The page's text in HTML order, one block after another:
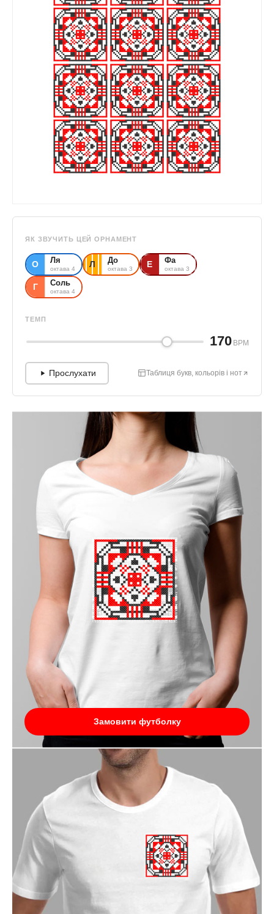
Замовити футболку
ЯК ЗВУЧИТЬ ЦЕЙ ОРНАМЕНТ
О Ля
октава 4 Л До
октава 3 Е Фа
октава 3
Г Соль
октава 4
ТЕМП
170 BPM
Прослухати Таблиця букв, кольорів і нот